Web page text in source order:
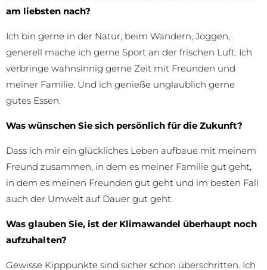
am liebsten nach?
Ich bin gerne in der Natur, beim Wandern, Joggen,
generell mache ich gerne Sport an der frischen Luft. Ich
verbringe wahnsinnig gerne Zeit mit Freunden und
meiner Familie. Und ich genieße unglaublich gerne
gutes Essen.
Was wünschen Sie sich persönlich für die Zukunft?
Dass ich mir ein glückliches Leben aufbaue mit meinem
Freund zusammen, in dem es meiner Familie gut geht,
in dem es meinen Freunden gut geht und im besten Fall
auch der Umwelt auf Dauer gut geht.
Was glauben Sie, ist der Klimawandel überhaupt noch
aufzuhalten?
Gewisse Kipppunkte sind sicher schon überschritten. Ich